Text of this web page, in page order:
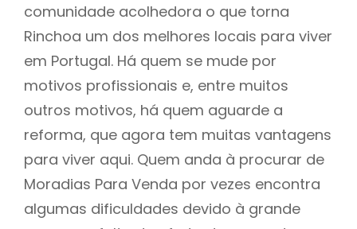
comunidade acolhedora o que torna
Rinchoa um dos melhores locais para viver
em Portugal. Há quem se mude por
motivos profissionais e, entre muitos
outros motivos, há quem aguarde a
reforma, que agora tem muitas vantagens
para viver aqui. Quem anda à procurar de
Moradias Para Venda por vezes encontra
algumas dificuldades devido à grande